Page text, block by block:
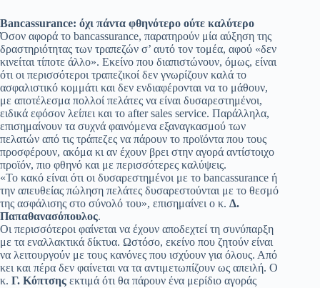
Bancassurance: όχι πάντα φθηνότερο ούτε καλύτερο
Όσον αφορά το bancassurance, παρατηρούν μία αύξηση της
δραστηριότητας των τραπεζών σ’ αυτό τον τομέα, αφού «δεν
κινείται τίποτε άλλο». Εκείνο που διαπιστώνουν, όμως, είναι
ότι οι περισσότεροι τραπεζικοί δεν γνωρίζουν καλά το
ασφαλιστικό κομμάτι και δεν ενδιαφέρονται να το μάθουν,
με αποτέλεσμα πολλοί πελάτες να είναι δυσαρεστημένοι,
ειδικά εφόσον λείπει και το after sales service. Παράλληλα,
επισημαίνουν τα συχνά φαινόμενα εξαναγκασμού των
πελατών από τις τράπεζες να πάρουν το προϊόντα που τους
προσφέρουν, ακόμα κι αν έχουν βρει στην αγορά αντίστοιχο
προϊόν, πιο φθηνό και με περισσότερες καλύψεις.
«Το κακό είναι ότι οι δυσαρεστημένοι με το bancassurance ή
την απευθείας πώληση πελάτες δυσαρεστούνται με το θεσμό
της ασφάλισης στο σύνολό του», επισημαίνει ο κ. Δ.
Παπαθανασόπουλος.
Οι περισσότεροι φαίνεται να έχουν αποδεχτεί τη συνύπαρξη
με τα εναλλακτικά δίκτυα. Ωστόσο, εκείνο που ζητούν είναι
να λειτουργούν με τους κανόνες που ισχύουν για όλους. Από
κει και πέρα δεν φαίνεται να τα αντιμετωπίζουν ως απειλή. Ο
κ. Γ. Κόπτσης εκτιμά ότι θα πάρουν ένα μερίδιο αγοράς